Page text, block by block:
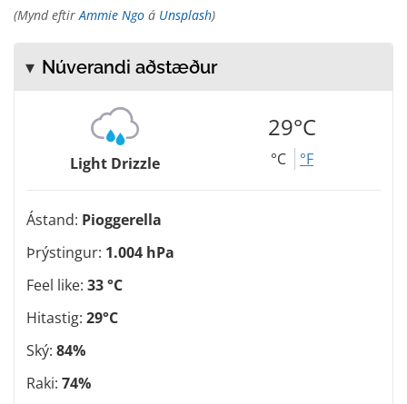
(Mynd eftir Ammie Ngo á Unsplash)
Núverandi aðstæður
Light Drizzle
29°C
°C °F
Ástand: Pioggerella
Þrýstingur: 1.004 hPa
Feel like: 33 °C
Hitastig: 29°C
Ský: 84%
Raki: 74%